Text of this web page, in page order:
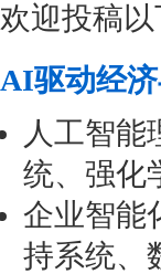
欢迎投稿
AI驱动经
人工智能
统、强化
企业智能
持系统、